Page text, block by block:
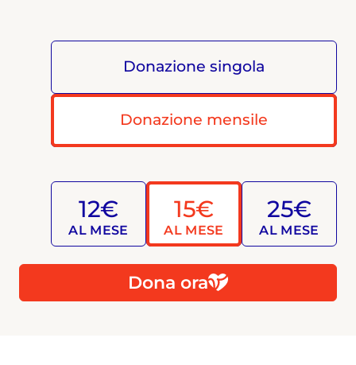
Donazione singola
Donazione mensile
12€
AL MESE
15€
AL MESE
25€
AL MESE
Dona ora